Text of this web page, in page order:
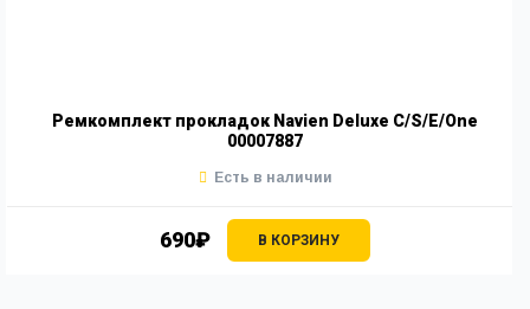
Ремкомплект прокладок Navien Deluxe С/S/E/One
00007887
690₽ В КОРЗИНУ
Есть в наличии